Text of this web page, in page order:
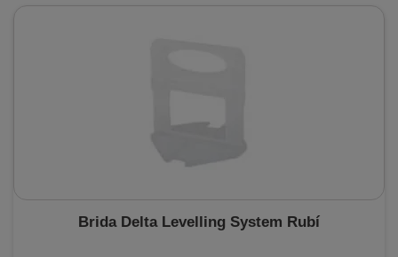
Brida Delta Levelling System Rubí